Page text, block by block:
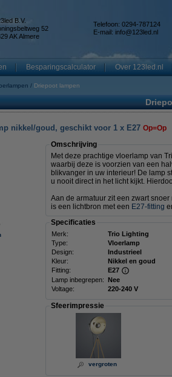
B.V.
52
AK Almere
Telefoon: 0294-787124
E-mail: info@123led.nl
Besparingscalculator Over 123led.nl
Driepoot lampen
nikkel/goud, geschikt voor 1 x E27 Op=Op
Omschrijving
Met deze prachtige vloerlamp van
waarbij deze is voorzien van een
blikvanger in uw interieur! De lamp
u nooit direct in het licht kijkt.
Aan de armatuur zit een zwart
is een lichtbron met een E27-fitting
Specificaties
Merk: Trio Lighting
Type:
Vloerlamp
Design:
Industrieel
Kleur:
Nikkel en goud
Fitting:
E27
Lamp inbegrepen: Nee
Voltage:
220-240 V
Sfeerimpressie
vergroten